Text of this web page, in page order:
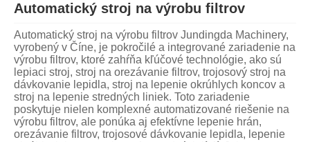
Automatický stroj na výrobu filtrov
Automatický stroj na výrobu filtrov Jundingda Machinery,
vyrobený v Číne, je pokročilé a integrované zariadenie na
výrobu filtrov, ktoré zahŕňa kľúčové technológie, ako sú
lepiaci stroj, stroj na orezávanie filtrov, trojosový stroj na
dávkovanie lepidla, stroj na lepenie okrúhlych koncov a
stroj na lepenie stredných liniek. Toto zariadenie
poskytuje nielen komplexné automatizované riešenie na
výrobu filtrov, ale ponúka aj efektívne lepenie hrán,
orezávanie filtrov, trojosové dávkovanie lepidla, lepenie